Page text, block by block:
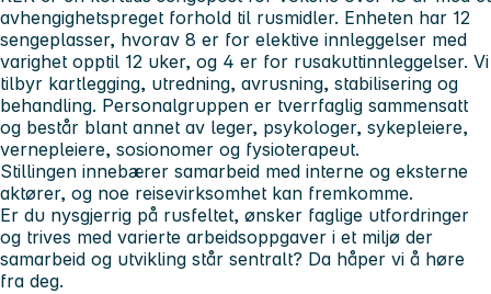
avhengighetspreget forhold til rusmidler. Enheten har 12
sengeplasser, hvorav 8 er for elektive innleggelser med
varighet opptil 12 uker, og 4 er for rusakuttinnleggelser. Vi
tilbyr kartlegging, utredning, avrusning, stabilisering og
behandling. Personalgruppen er tverrfaglig sammensatt
og består blant annet av leger, psykologer, sykepleiere,
vernepleiere, sosionomer og fysioterapeut.
Stillingen innebærer samarbeid med interne og eksterne
aktører, og noe reisevirksomhet kan fremkomme.
Er du nysgjerrig på rusfeltet, ønsker faglige utfordringer
og trives med varierte arbeidsoppgaver i et miljø der
samarbeid og utvikling står sentralt? Da håper vi å høre
fra deg.